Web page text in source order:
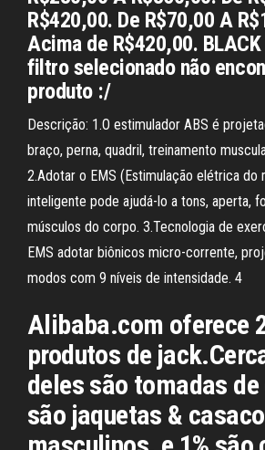
R$420,00. De R$70,00 A
Acima de R$420,00.
filtro selecionado não
produto :/
Descrição: 1.O estimulador ABS é
braço, perna, quadril, treinamento
2.Adotar o EMS (Estimulação elétrica do
inteligente pode ajudá-lo a tons, aperta,
músculos do corpo. 3.Tecnologia de
EMS adotar biônicos micro-corrente,
modos com 9 níveis de intensidade. 4
Alibaba.com oferece
produtos de
deles são tomadas de
são jaquetas &